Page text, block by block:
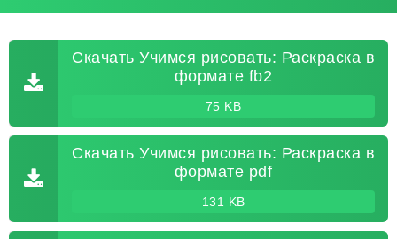
Скачать Учимся рисовать: Раскраска в
формате fb2
75 KB
Скачать Учимся рисовать: Раскраска в
формате pdf
131 KB